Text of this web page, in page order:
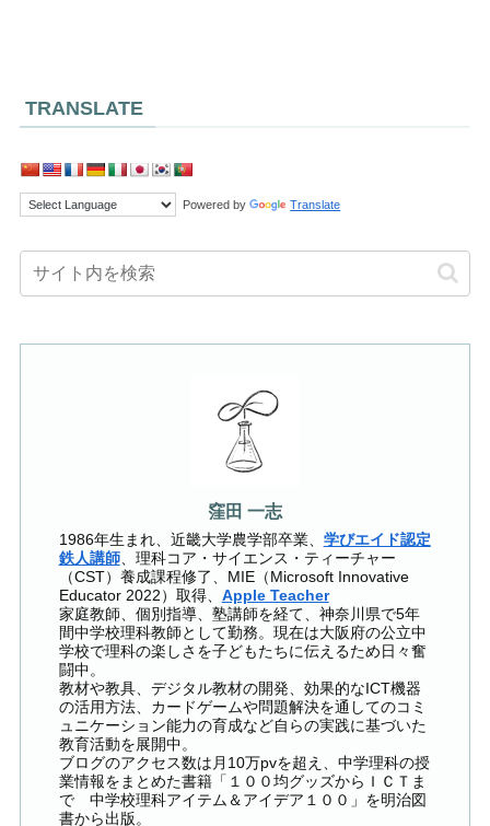
TRANSLATE
Powered by Translate
窪田 一志
1986年生まれ、近畿大学農学部卒業、 学びエイド認定
鉄人講師、理科コア・サイエンス・ティーチャー
（CST）養成課程修了、MIE（Microsoft Innovative
Educator 2022）取得、 Apple Teacher
家庭教師、個別指導、塾講師を経て、神奈川県で5年
間中学校理科教師として勤務。現在は大阪府の公立中
学校で理科の楽しさを子どもたちに伝えるため日々奮
闘中。
教材や教具、デジタル教材の開発、効果的なICT機器
の活用方法、カードゲームや問題解決を通してのコミ
ュニケーション能力の育成など自らの実践に基づいた
教育活動を展開中。
ブログのアクセス数は月10万pvを超え、中学理科の授
業情報をまとめた書籍「１００均グッズからＩＣＴま
で 中学校理科アイテム＆アイデア１００」を明治図
書から出版。